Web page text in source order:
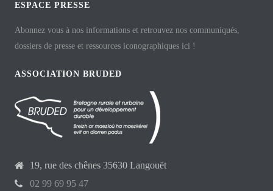
ESPACE PRESSE
Abonnez vous à nos informations et retrouvez nos communiqués,
dossiers de presse et ressources iconographiques ici !
ASSOCIATION BRUDED
19, rue des chênes 35630 Langouët
02 99 69 95 47